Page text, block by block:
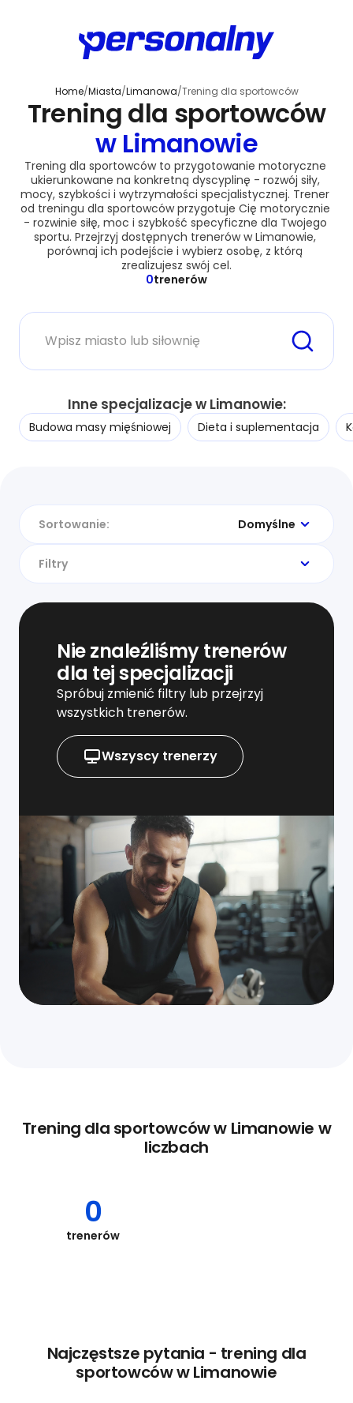
Home/Miasta/Limanowa/Trening dla sportowców
Trening dla sportowców
w Limanowie
Trening dla sportowców to przygotowanie motoryczne
ukierunkowane na konkretną dyscyplinę - rozwój siły,
mocy, szybkości i wytrzymałości specjalistycznej. Trener
od treningu dla sportowców przygotuje Cię motorycznie
- rozwinie siłę, moc i szybkość specyficzne dla Twojego
sportu. Przejrzyj dostępnych trenerów w Limanowie,
porównaj ich podejście i wybierz osobę, z którą
zrealizujesz swój cel.
0trenerów
Miasto lub siłownia
Inne specjalizacje w Limanowie:
Budowa masy mięśniowej Dieta i suplementacja
Sortowanie: Domyślne
Filtry
Nie znaleźliśmy trenerów
dla tej specjalizacji
Spróbuj zmienić filtry lub przejrzyj
wszystkich trenerów.
Wszyscy trenerzy
Trening dla sportowców w Limanowie w
liczbach
0
trenerów
Najczęstsze pytania - trening dla
sportowców w Limanowie